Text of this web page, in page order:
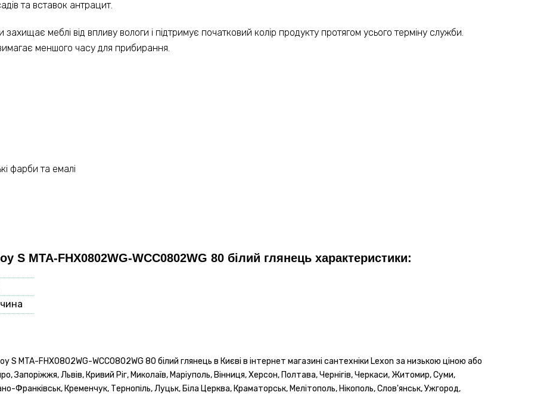
та вставок антрацит.
меблі від впливу вологи і підтримує початковий колір продукту протягом усього терміну служби.
меншого часу для прибирання.
фарби та емалі
S MTA-FHX0802WG-WCC0802WG 80 білий глянець характеристики:
MTA-FHX0802WG-WCC0802WG 80 білий глянець в Києві в інтернет магазині сантехніки Lexon за низькою ціною або
Запоріжжя, Львів, Кривий Ріг, Миколаїв, Маріуполь, Вінниця, Херсон, Полтава, Чернігів, Черкаси, Житомир, Суми,
Франківськ, Кременчук, Тернопіль, Луцьк, Біла Церква, Краматорськ, Мелітополь, Нікополь, Слов'янськ, Ужгород,